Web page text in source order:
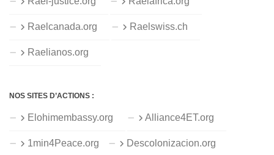
Raelcanada.org Raelswiss.ch
Raelianos.org
NOS SITES D’ACTIONS :
Elohimembassy.org Alliance4ET.org
1min4Peace.org Descolonizacion.org